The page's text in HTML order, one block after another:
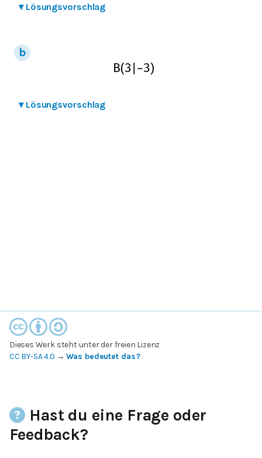
▾ Lösungsvorschlag
B(3 −3)
▾ Lösungsvorschlag
Dieses Werk steht unter der freien Lizenz
CC BY-SA 4.0 →Was bedeutet das?
Hast du eine Frage oder
Feedback?